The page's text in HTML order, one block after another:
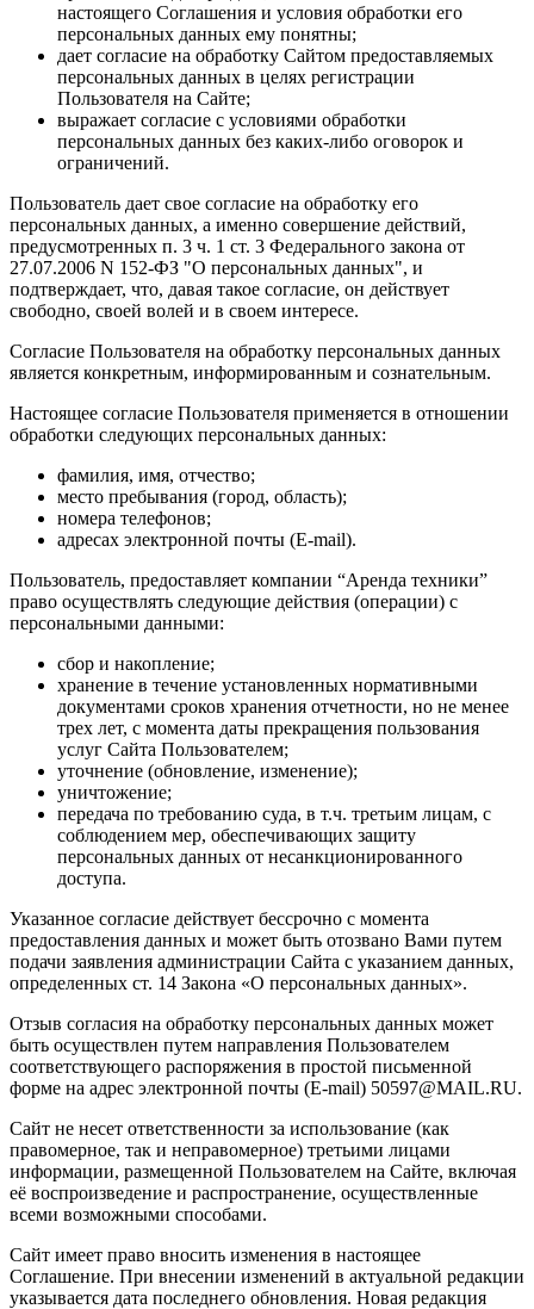
настоящего Соглашения и условия обработки его
персональных данных ему понятны;
дает согласие на обработку Сайтом предоставляемых
персональных данных в целях регистрации
Пользователя на Сайте;
выражает согласие с условиями обработки
персональных данных без каких-либо оговорок и
ограничений.
Пользователь дает свое согласие на обработку его
персональных данных, а именно совершение действий,
предусмотренных п. 3 ч. 1 ст. 3 Федерального закона от
27.07.2006 N 152-ФЗ "О персональных данных", и
подтверждает, что, давая такое согласие, он действует
свободно, своей волей и в своем интересе.
Согласие Пользователя на обработку персональных данных
является конкретным, информированным и сознательным.
Настоящее согласие Пользователя применяется в отношении
обработки следующих персональных данных:
фамилия, имя, отчество;
место пребывания (город, область);
номера телефонов;
адресах электронной почты (E-mail).
Пользователь, предоставляет компании “Аренда техники”
право осуществлять следующие действия (операции) с
персональными данными:
сбор и накопление;
хранение в течение установленных нормативными
документами сроков хранения отчетности, но не менее
трех лет, с момента даты прекращения пользования
услуг Сайта Пользователем;
уточнение (обновление, изменение);
уничтожение;
передача по требованию суда, в т.ч. третьим лицам, с
соблюдением мер, обеспечивающих защиту
персональных данных от несанкционированного
доступа.
Указанное согласие действует бессрочно с момента
предоставления данных и может быть отозвано Вами путем
подачи заявления администрации Сайта с указанием данных,
определенных ст. 14 Закона «О персональных данных».
Отзыв согласия на обработку персональных данных может
быть осуществлен путем направления Пользователем
соответствующего распоряжения в простой письменной
форме на адрес электронной почты (E-mail) 50597@MAIL.RU.
Сайт не несет ответственности за использование (как
правомерное, так и неправомерное) третьими лицами
информации, размещенной Пользователем на Сайте, включая
её воспроизведение и распространение, осуществленные
всеми возможными способами.
Сайт имеет право вносить изменения в настоящее
Соглашение. При внесении изменений в актуальной редакции
указывается дата последнего обновления. Новая редакция